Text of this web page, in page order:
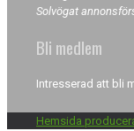
Solvögat
Bli medlem
Intresserad att bli
Hemsida